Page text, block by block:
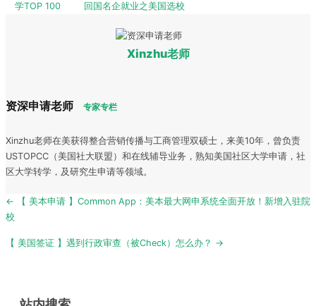
学TOP 100
回国名企就业之美国选校
Xinzhu老师
资深申请老师 专家专栏
Xinzhu老师在美获得整合营销传播与工商管理双硕士，来美10年，曾负责
USTOPCC（美国社大联盟）和在线辅导业务，熟知美国社区大学申请，社
区大学转学，及研究生申请等领域。
Post
navigation
← 【 美本申请 】Common App：美本最大网申系统全面开放！新增入驻院
校
【 美国签证 】遇到行政审查（被Check）怎么办？ →